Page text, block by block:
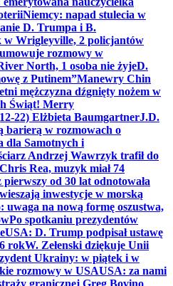
Niemcy: napad stulecia w
D. Trumpa i B.
w Wrigleyville, 2 policjantów
rozmowy w
North, 1 osoba nie żyjeD.
z Putinem”Manewry Chin
mężczyzna dźgnięty nożem w
Świąt! Merry
22) Elżbieta BaumgartnerJ.D.
barierą w rozmowach o
dla Samotnych i
Andrzej Wawrzyk trafił do
Rea, muzyk miał 74
od 30 lat odnotowała
inwestycje w morską
uwaga na nową formę oszustwa,
Po spotkaniu prezydentów
USA: D. Trump podpisał ustawę
rokW. Zełenski dziękuje Unii
Ukrainy: w piątek i w
rozmowy w USAUSA: za nami
granicznej Greg Bovino